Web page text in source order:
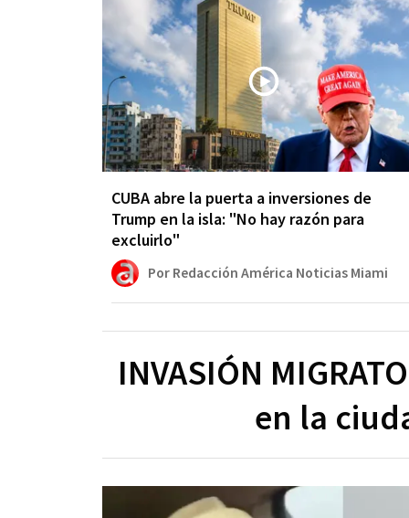
CUBA abre la puerta a inversiones de
Trump en la isla: "No hay razón para
excluirlo"
Por Redacción América Noticias Miami
INVASIÓN
en la